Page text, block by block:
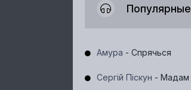
Популярные
Амура - Спрячься
Сергій Піскун - Мадам